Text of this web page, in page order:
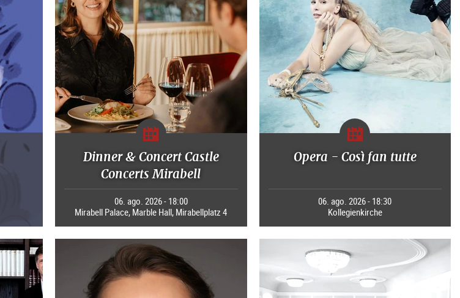
Dinner & Concert Castle
Concerts Mirabell
06. ago. 2026 - 18:00
Mirabell Palace, Marble Hall, Mirabellplatz 4
Opera - Così fan tutte
06. ago. 2026 - 18:30
Kollegienkirche